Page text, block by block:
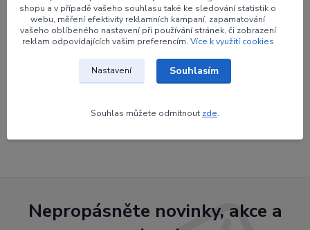
Zboží zařazeno v kategoriích
Nepropásněte novinky, akce a
shopu a v případě vašeho souhlasu také ke sledování statistik o
webu, měření efektivity reklamních kampaní, zapamatování
vašeho oblíbeného nastavení při používání stránek, či zobrazení
reklam odpovídajících vašim preferencím. Více k využití cookies
Nastavení Souhlasím
Souhlas můžete odmítnout zde.